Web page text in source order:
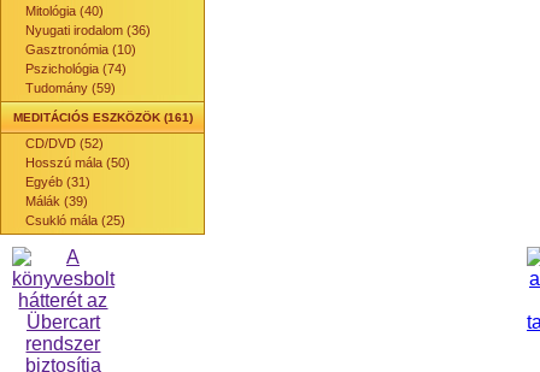
Mitológia (40)
Nyugati irodalom (36)
Gasztronómia (10)
Pszichológia (74)
Tudomány (59)
MEDITÁCIÓS ESZKÖZÖK (161)
CD/DVD (52)
Hosszú mála (50)
Egyéb (31)
Málák (39)
Csukló mála (25)